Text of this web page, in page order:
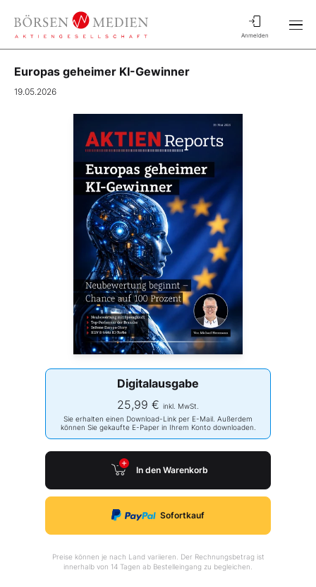
Anmelden
Europas geheimer KI-Gewinner
19.05.2026
Digitalausgabe
25,99 € inkl. MwSt.
Sie erhalten einen Download-Link per E-Mail. Außerdem
können Sie gekaufte E-Paper in Ihrem Konto downloaden.
In den Warenkorb
Sofortkauf
Preise können je nach Land variieren. Der Rechnungsbetrag ist
innerhalb von 14 Tagen ab Bestelleingang zu begleichen.